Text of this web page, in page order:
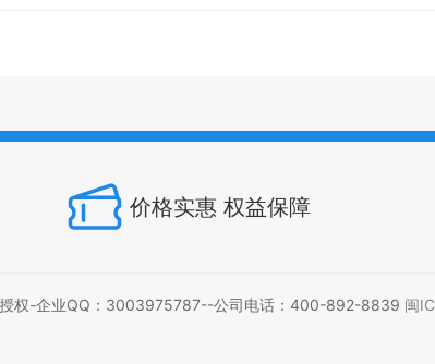
价格实惠 权益保障
权-企业QQ：3003975787--公司电话：400-892-8839 闽